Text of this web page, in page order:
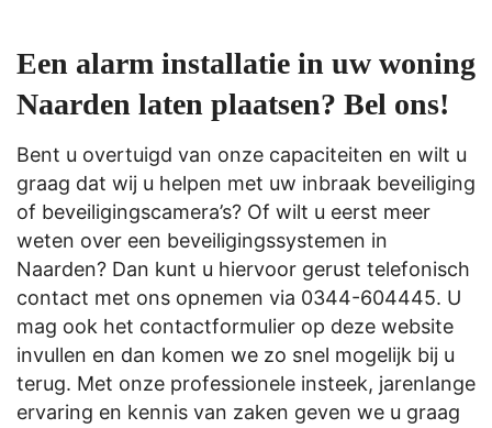
Een alarm installatie in uw woning
Naarden laten plaatsen? Bel ons!
Bent u overtuigd van onze capaciteiten en wilt u
graag dat wij u helpen met uw inbraak beveiliging
of beveiligingscamera’s? Of wilt u eerst meer
weten over een beveiligingssystemen in
Naarden? Dan kunt u hiervoor gerust telefonisch
contact met ons opnemen via 0344-604445. U
mag ook het contactformulier op deze website
invullen en dan komen we zo snel mogelijk bij u
terug. Met onze professionele insteek, jarenlange
ervaring en kennis van zaken geven we u graag